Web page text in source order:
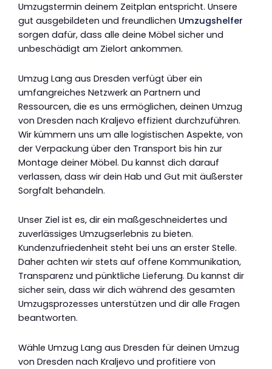
Umzugstermin deinem Zeitplan entspricht. Unsere
gut ausgebildeten und freundlichen Umzugshelfer
sorgen dafür, dass alle deine Möbel sicher und
unbeschädigt am Zielort ankommen.
Umzug Lang aus Dresden verfügt über ein
umfangreiches Netzwerk an Partnern und
Ressourcen, die es uns ermöglichen, deinen Umzug
von Dresden nach Kraljevo effizient durchzuführen.
Wir kümmern uns um alle logistischen Aspekte, von
der Verpackung über den Transport bis hin zur
Montage deiner Möbel. Du kannst dich darauf
verlassen, dass wir dein Hab und Gut mit äußerster
Sorgfalt behandeln.
Unser Ziel ist es, dir ein maßgeschneidertes und
zuverlässiges Umzugserlebnis zu bieten.
Kundenzufriedenheit steht bei uns an erster Stelle.
Daher achten wir stets auf offene Kommunikation,
Transparenz und pünktliche Lieferung. Du kannst dir
sicher sein, dass wir dich während des gesamten
Umzugsprozesses unterstützen und dir alle Fragen
beantworten.
Wähle Umzug Lang aus Dresden für deinen Umzug
von Dresden nach Kraljevo und profitiere von